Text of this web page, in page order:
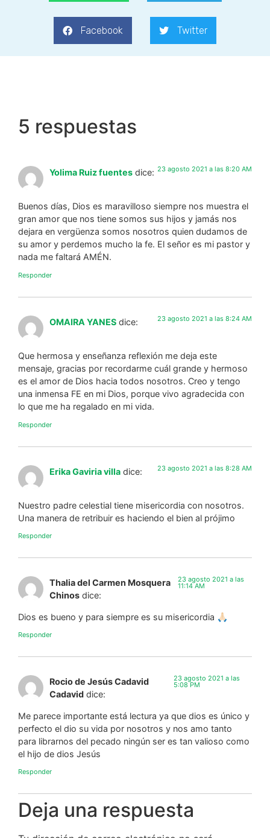
Facebook Twitter
5 respuestas
Yolima Ruiz fuentes dice: 23 agosto 2021 a las 8:20 AM
Buenos días, Dios es maravilloso siempre nos muestra el
gran amor que nos tiene somos sus hijos y jamás nos
dejara en vergüenza somos nosotros quien dudamos de
su amor y perdemos mucho la fe. El señor es mi pastor y
nada me faltará AMÉN.
Responder
OMAIRA YANES dice: 23 agosto 2021 a las 8:24 AM
Que hermosa y enseñanza reflexión me deja este
mensaje, gracias por recordarme cuál grande y hermoso
es el amor de Dios hacia todos nosotros. Creo y tengo
una inmensa FE en mi Dios, porque vivo agradecida con
lo que me ha regalado en mi vida.
Responder
Erika Gaviria villa dice: 23 agosto 2021 a las 8:28 AM
Nuestro padre celestial tiene misericordia con nosotros.
Una manera de retribuir es haciendo el bien al prójimo
Responder
Thalia del Carmen Mosquera
Chinos dice:
23 agosto 2021 a las
11:14 AM
Dios es bueno y para siempre es su misericordia 🙏🏻
Responder
Rocio de Jesús Cadavid
Cadavid dice:
23 agosto 2021 a las
5:08 PM
Me parece importante está lectura ya que dios es único y
perfecto el dio su vida por nosotros y nos amo tanto
para librarnos del pecado ningún ser es tan valioso como
el hijo de dios Jesús
Responder
Deja una respuesta